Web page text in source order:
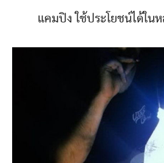
แคมปิง ใช้ประโยชน์ได้ใน